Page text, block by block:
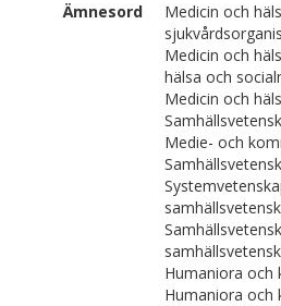
Ämnesord
Medicin och
Medicin och
hälsa och
Medicin och
Medie- och
Humaniora
Humaniora